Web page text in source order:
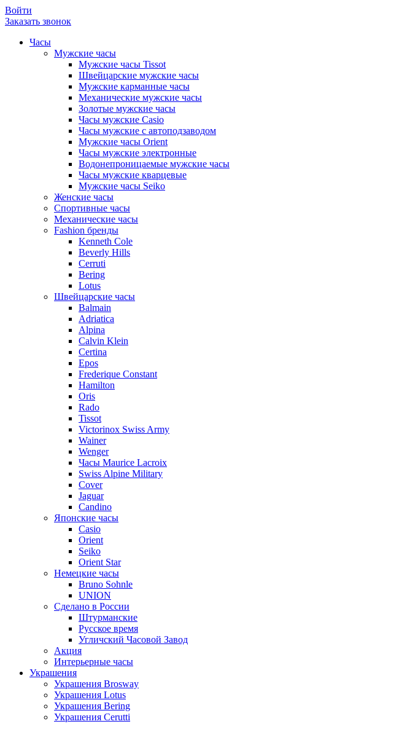
Войти
Заказать звонок
Часы
Мужские часы
Мужские часы Tissot
Швейцарские мужские часы
Мужские карманные часы
Механические мужские часы
Золотые мужские часы
Часы мужские Casio
Часы мужские с автоподзаводом
Мужские часы Orient
Часы мужские электронные
Водонепроницаемые мужские часы
Часы мужские кварцевые
Мужские часы Seiko
Женские часы
Спортивные часы
Механические часы
Fashion бренды
Kenneth Cole
Beverly Hills
Cerruti
Bering
Lotus
Швейцарские часы
Balmain
Adriatica
Alpina
Calvin Klein
Certina
Epos
Frederique Constant
Hamilton
Oris
Rado
Tissot
Victorinox Swiss Army
Wainer
Wenger
Часы Maurice Lacroix
Swiss Alpine Military
Cover
Jaguar
Candino
Японские часы
Casio
Orient
Seiko
Orient Star
Немецкие часы
Bruno Sohnle
UNION
Сделано в России
Штурманские
Русское время
Угличский Часовой Завод
Акция
Интерьерные часы
Украшения
Украшения Brosway
Украшения Lotus
Украшения Bering
Украшения Cerutti